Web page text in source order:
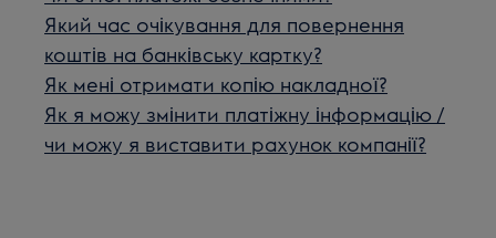
Який час очікування для повернення
коштів на банківську картку?
Як мені отримати копію накладної?
Як я можу змінити платіжну інформацію /
чи можу я виставити рахунок компанії?